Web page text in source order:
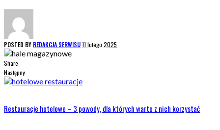
POSTED BY REDAKCJA SERWISU11 lutego 2025
Share
Następny
Restauracje hotelowe – 3 powody, dla których warto z nich korzystać